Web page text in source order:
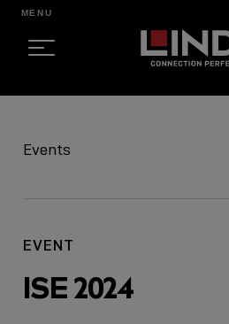
CONTENT
MENU
Events
EVENT
ISE 2024